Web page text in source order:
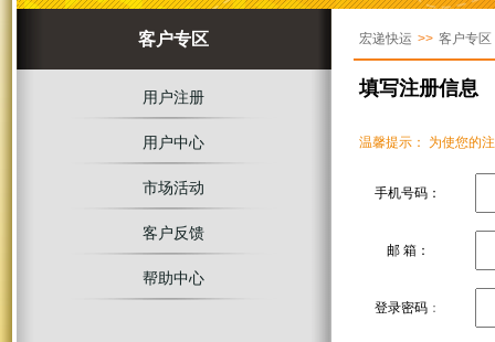
上门取件 签约服务
定制服务
增值服务
客户专区
用户注册
用户中心
市场活动
客户反馈
帮助中心
宏递快运 >> 客户专区
填写注册信息
温馨提示： 为使您的
手机号码：
邮 箱：
登录密码 ：